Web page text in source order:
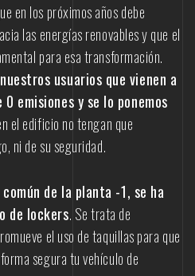
en los próximos años debe
las energías renovables y que el
para esa transformación.
nuestros usuarios que vienen a
0 emisiones y se lo ponemos
el edificio no tengan que
ni de su seguridad.
de la planta -1, se ha
de lockers. Se trata de
el uso de taquillas para que
segura tu vehículo de